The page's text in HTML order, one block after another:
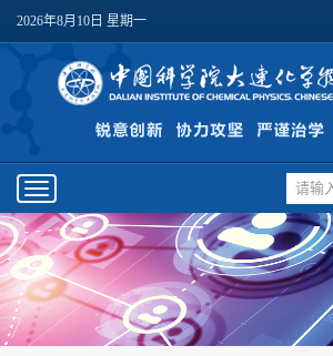
2026年8月10日 星期一
Toggle
navigation